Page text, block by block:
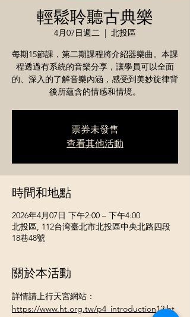
輕鬆聆聽古典樂
4月07日週二
  |
北投區
每期15節課，第二期課程將介紹器樂曲。本課
程透過有系統的音樂分享，讓學員可以全面
的、深入的了解音樂內涵，感受到美妙旋律背
後所蘊含的情感和情境。
票券未發售
查看其他活動
時間和地點
2026年4月07日 下午2:00 – 下午4:00
北投區, 112台湾臺北市北投區中央北路四段
18巷48號
關於本活動
詳情請上行天宮網站：
https://www.ht.org.tw/p4_introduction12.ht